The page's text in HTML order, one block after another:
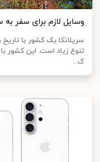
وسایل لازم برای سفر به
سریلانکا یک کشور با
ک...